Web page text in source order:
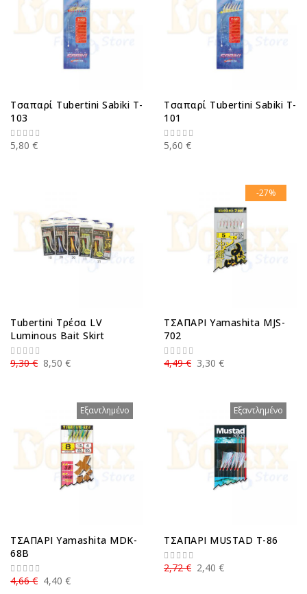
Τσαπαρί Tubertini Sabiki T-
103
5,80 €
Τσαπαρί Tubertini Sabiki T-
101
5,60 €
Tubertini Τρέσα LV
Luminous Bait Skirt
8,50 €
9,30 €
-27%
ΤΣΑΠΑΡΙ Yamashita MJS-
702
3,30 €
4,49 €
Εξαντλημένο
ΤΣΑΠΑΡΙ Yamashita MDK-
68B
4,40 €
4,66 €
Εξαντλημένο
ΤΣΑΠΑΡΙ MUSTAD T-86
2,40 €
2,72 €